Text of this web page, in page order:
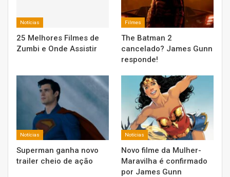
Notícias
25 Melhores Filmes de
Zumbi e Onde Assistir
Filmes
The Batman 2
cancelado? James Gunn
responde!
Notícias
Superman ganha novo
trailer cheio de ação
Notícias
Novo filme da Mulher-
Maravilha é confirmado
por James Gunn